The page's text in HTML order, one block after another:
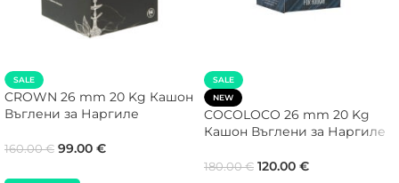
SALE
CROWN 26 mm 20 Kg Кашон
Въглени за Наргиле
160.00€ 99.00 €
SALE
NEW
COCOLOCO 26 mm 20 Kg
Кашон Въглени за Наргиле
180.00€ 120.00 €